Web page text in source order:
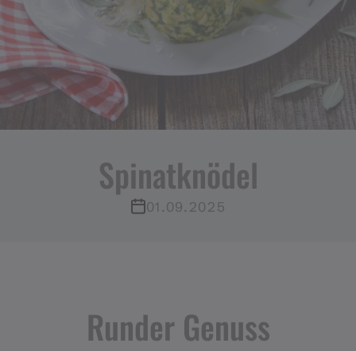
Spinatknödel
01.09.2025
Runder Genuss